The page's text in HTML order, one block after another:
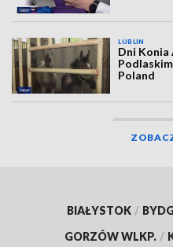
LUBLIN
Dni Konia
Poland
BIAŁYSTOK /
GORZÓW WLKP. /